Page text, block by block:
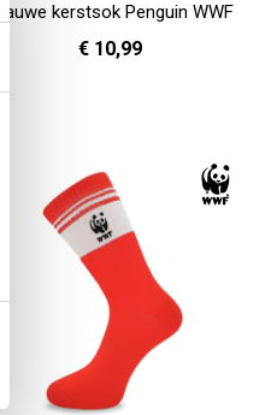
Blauwe kerstsok Penguin WWF
€ 10,99